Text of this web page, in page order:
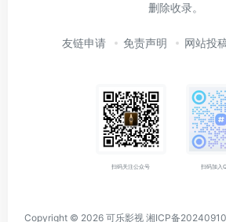
删除收录。
友链申请 免责声明 网站投
扫码关注公众号 扫码加入
Copyright © 2026 可乐影视 湘ICP备